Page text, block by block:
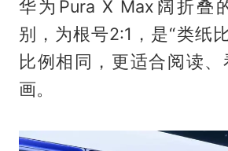
华为Pura X Max阔折叠
别，为根号2:1，是“类纸
比例相同，更适合阅读
画。